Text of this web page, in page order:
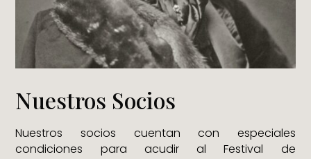
Nuestros Socios
Nuestros socios cuentan con especiales
condiciones para acudir al Festival de